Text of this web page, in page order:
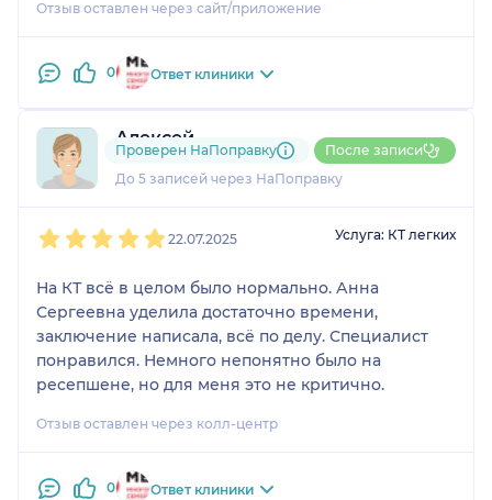
Отзыв оставлен через сайт/приложение
0 Ответ клиники
Алексей
1 отзыв
До 5 записей через НаПоправку
Проверен НаПоправку После записи
22.07.2025 Услуга: КТ легких
На КТ всё в целом было нормально. Анна
Сергеевна уделила достаточно времени,
заключение написала, всё по делу. Специалист
понравился. Немного непонятно было на
ресепшене, но для меня это не критично.
Отзыв оставлен через колл-центр
0 Ответ клиники